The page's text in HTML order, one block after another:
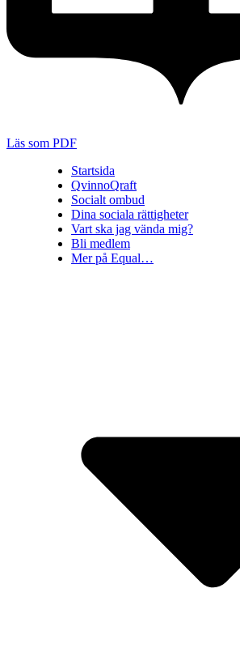
Läs som PDF
Startsida
QvinnoQraft
Socialt ombud
Dina sociala rättigheter
Vart ska jag vända mig?
Bli medlem
Mer på Equal…